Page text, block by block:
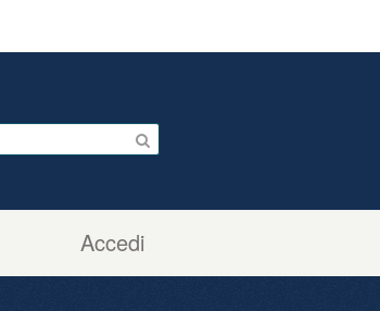
Accedi